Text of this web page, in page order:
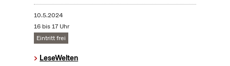
10.5.2024
16 bis 17 Uhr
Eintritt frei
LeseWelten